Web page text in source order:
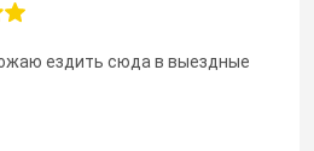
ездить сюда в выездные